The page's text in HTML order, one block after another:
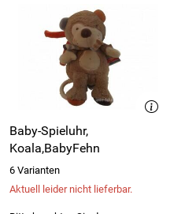
Baby-Spieluhr,
Koala,BabyFehn
6 Varianten
Aktuell leider nicht lieferbar.